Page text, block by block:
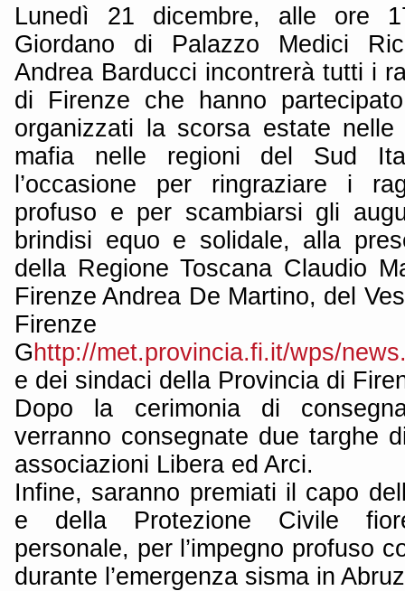
Lunedì 21 dicembre, alle ore
Giordano di Palazzo Medici
Andrea Barducci incontrerà tutti i
di Firenze che hanno
organizzati la scorsa estate
mafia nelle regioni del Sud
l’occasione per ringraziare i
profuso e per scambiarsi gli
brindisi equo e solidale, alla
della Regione Toscana Claudio
Firenze Andrea De Martino, del
Firenze
Ghttp://met.provincia.fi.it/wps/
e dei sindaci della Provincia di
Dopo la cerimonia di
verranno consegnate due targhe
associazioni Libera ed Arci.
Infine, saranno premiati il capo
e della Protezione Civile
personale, per l’impegno profuso
durante l’emergenza sisma in